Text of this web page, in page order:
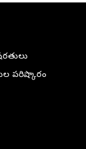
పరిష్కారం